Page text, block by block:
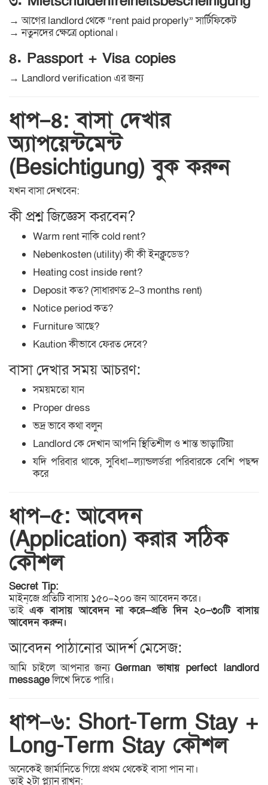
→ আগের landlord থেকে “rent paid properly” সার্টিফিকেট
→ নতুনদের ক্ষেত্রে optional।
৪. Passport + Visa copies
→ Landlord verification এর জন্য
ধাপ–৪: বাসা দেখার
অ্যাপয়েন্টমেন্ট
(Besichtigung) বুক করুন
যখন বাসা দেখবেন:
কী প্রশ্ন জিজ্ঞেস করবেন?
Warm rent নাকি cold rent?
Nebenkosten (utility) কী কী ইনক্লুডেড?
Heating cost inside rent?
Deposit কত? (সাধারণত 2–3 months rent)
Notice period কত?
Furniture আছে?
Kaution কীভাবে ফেরত দেবে?
বাসা দেখার সময় আচরণ:
সময়মতো যান
Proper dress
ভদ্র ভাবে কথা বলুন
Landlord কে দেখান আপনি স্থিতিশীল ও শান্ত ভাড়াটিয়া
যদি পরিবার থাকে, সুবিধা—ল্যান্ডলর্ডরা পরিবারকে বেশি পছন্দ
করে
ধাপ–৫: আবেদন
(Application) করার সঠিক
কৌশল
Secret Tip:
মাইন্‌জে প্রতিটি বাসায় ১৫০–২০০ জন আবেদন করে।
তাই এক বাসায় আবেদন না করে—প্রতি দিন ২০–৩০টি বাসায়
আবেদন করুন।
আবেদন পাঠানোর আদর্শ মেসেজ:
আমি চাইলে আপনার জন্যGerman ভাষায় perfect landlord
messageলিখে দিতে পারি।
ধাপ–৬: Short-Term Stay +
Long-Term Stay কৌশল
অনেকেই জার্মানিতে গিয়ে প্রথম থেকেই বাসা পান না।
তাই ২টা প্ল্যান রাখুন: